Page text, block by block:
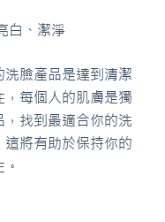
白、潔淨
臉產品是達到清潔
每個人的肌膚是獨
找到最適合你的洗
將有助於保持你的